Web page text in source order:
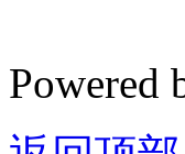
Powered